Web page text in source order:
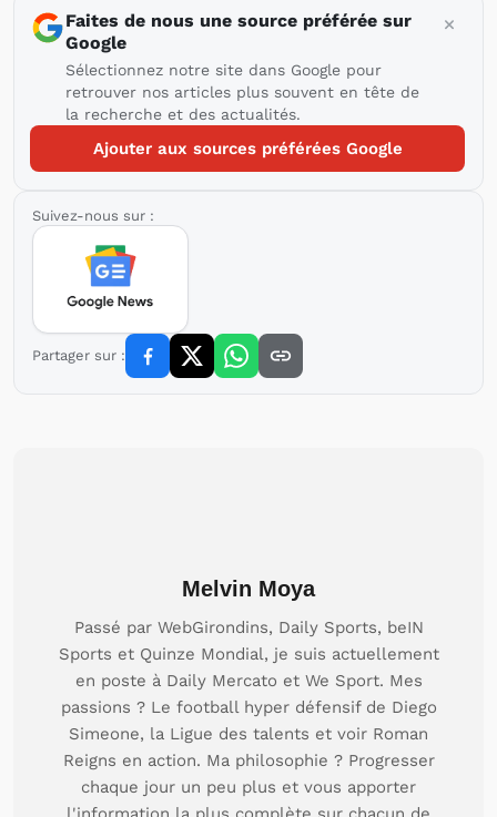
Faites de nous une source préférée sur
Google
Sélectionnez notre site dans Google pour
retrouver nos articles plus souvent en tête de
la recherche et des actualités.
Ajouter aux sources préférées Google
Suivez-nous sur :
Partager sur :
Melvin Moya
Passé par WebGirondins, Daily Sports, beIN
Sports et Quinze Mondial, je suis actuellement
en poste à Daily Mercato et We Sport. Mes
passions ? Le football hyper défensif de Diego
Simeone, la Ligue des talents et voir Roman
Reigns en action. Ma philosophie ? Progresser
chaque jour un peu plus et vous apporter